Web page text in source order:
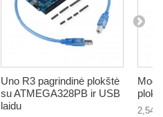
Uno R3 pagrindinė plokštė
su ATMEGA328PB ir USB
laidu
2,54€